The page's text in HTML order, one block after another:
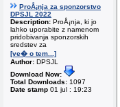
ProÅ¡nja za sponzorstvo
DPSJL 2022
Description: ProÅ¡nja, ki jo
lahko uporabite z namenom
pridobivanja sponzorskih
sredstev za
[ve� o tem...]
Author: DPSJL
Download Now:
Total Downloads: 1097
Date stamp 01 jul : 19:23